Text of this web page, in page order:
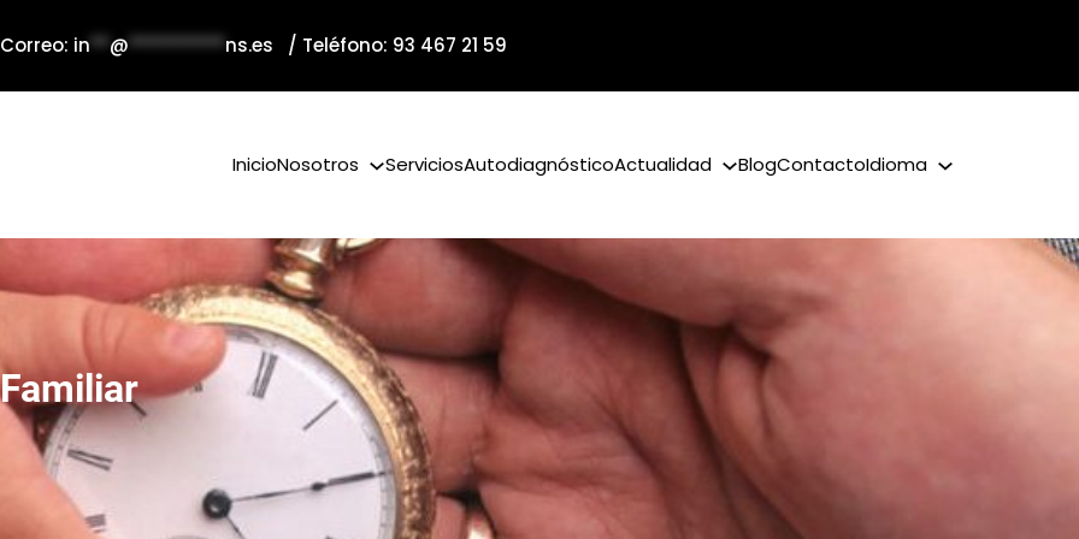
in**@**********ns.es / Teléfono: 93 467 21 59
InicioNosotros ServiciosAutodiagnósticoActualidad BlogContactoIdioma